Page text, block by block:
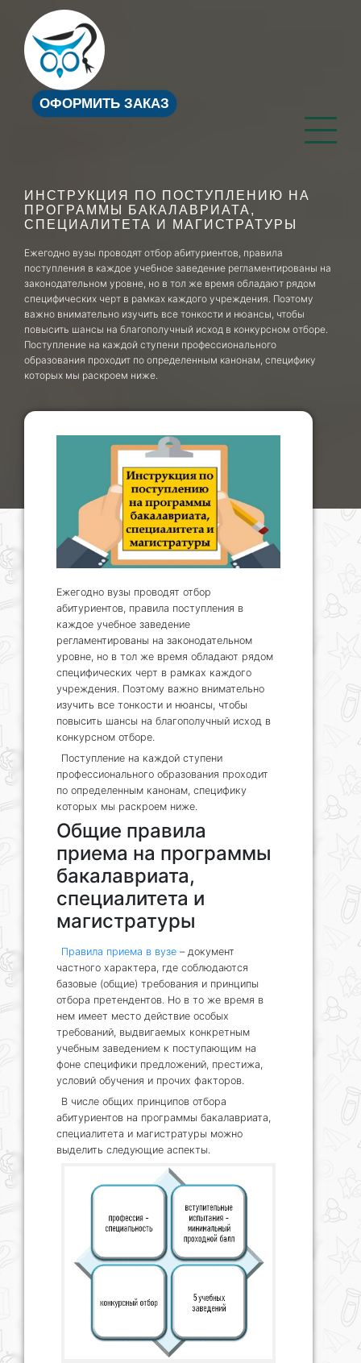
ОФОРМИТЬ ЗАКАЗ
ИНСТРУКЦИЯ ПО ПОСТУПЛЕНИЮ НА
ПРОГРАММЫ БАКАЛАВРИАТА,
СПЕЦИАЛИТЕТА И МАГИСТРАТУРЫ
Ежегодно вузы проводят отбор абитуриентов, правила
поступления в каждое учебное заведение регламентированы на
законодательном уровне, но в тол же время обладают рядом
специфических черт в рамках каждого учреждения. Поэтому
важно внимательно изучить все тонкости и нюансы, чтобы
повысить шансы на благополучный исход в конкурсном отборе.
Поступление на каждой ступени профессионального
образования проходит по определенным канонам, специфику
которых мы раскроем ниже.
Ежегодно вузы проводят отбор
абитуриентов, правила поступления в
каждое учебное заведение
регламентированы на законодательном
уровне, но в тол же время обладают рядом
специфических черт в рамках каждого
учреждения. Поэтому важно внимательно
изучить все тонкости и нюансы, чтобы
повысить шансы на благополучный исход в
конкурсном отборе.
Поступление на каждой ступени
профессионального образования проходит
по определенным канонам, специфику
которых мы раскроем ниже.
Общие правила
приема на программы
бакалавриата,
специалитета и
магистратуры
Правила приема в вузе – документ
частного характера, где соблюдаются
базовые (общие) требования и принципы
отбора претендентов. Но в то же время в
нем имеет место действие особых
требований, выдвигаемых конкретным
учебным заведением к поступающим на
фоне специфики предложений, престижа,
условий обучения и прочих факторов.
В числе общих принципов отбора
абитуриентов на программы бакалавриата,
специалитета и магистратуры можно
выделить следующие аспекты.